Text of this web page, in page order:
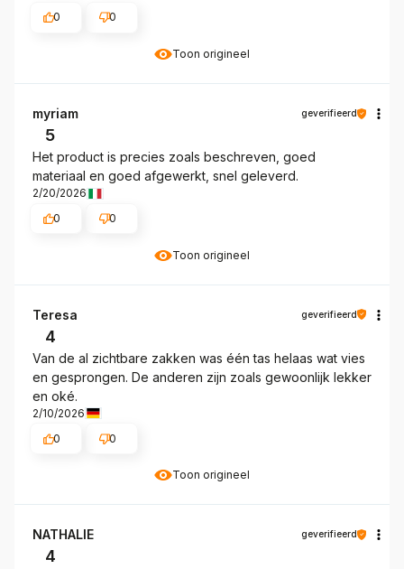
Toon origineel
0
0
Toon origineel
myriam geverifieerd
5
Het product is precies zoals beschreven, goed
materiaal en goed afgewerkt, snel geleverd.
2/20/2026
0
0
Toon origineel
Teresa geverifieerd
4
Van de al zichtbare zakken was één tas helaas wat vies
en gesprongen. De anderen zijn zoals gewoonlijk lekker
en oké.
2/10/2026
0
0
NATHALIE geverifieerd
4